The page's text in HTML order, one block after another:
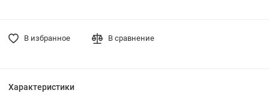
В избранное В сравнение
Характеристики